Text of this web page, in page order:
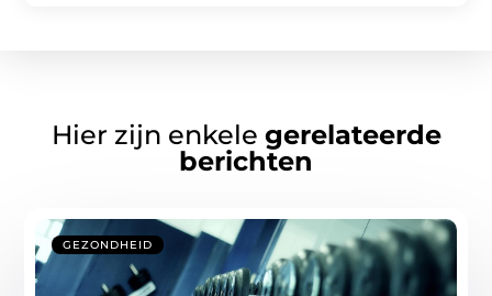
Hier zijn enkele gerelateerde
berichten
GEZONDHEID